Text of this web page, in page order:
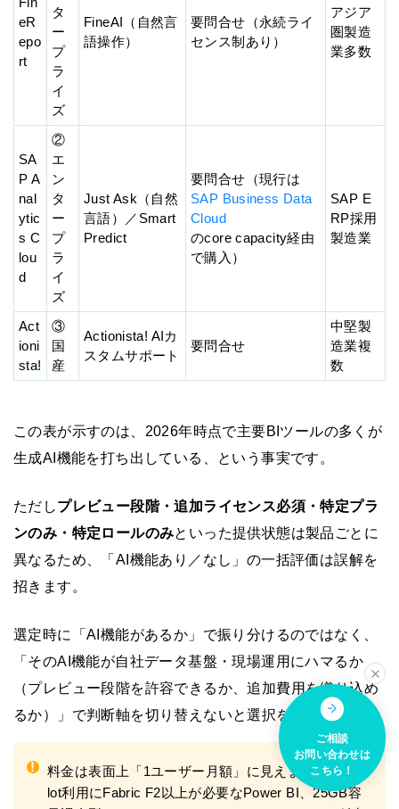
eR
epo
rt
タ
ー
プ
ラ
イ
ズ
FineAI（自然言
語操作）
要問合せ（永続ライ
センス制あり）
アジア
圏製造
業多数
SA
P A
nal
ytic
s C
lou
d
②
エ
ン
タ
ー
プ
ラ
イ
ズ
Just Ask（自然
言語）／Smart
Predict
要問合せ（現行は
SAP Business Data
Cloud
のcore capacity経由
で購入）
SAP E
RP採用
製造業
Act
ioni
sta!
③
国
産
Actionista! AIカ
スタムサポート
要問合せ
中堅製
造業複
数
この表が示すのは、2026年時点で主要BIツールの多くが
生成AI機能を打ち出している、という事実です。
ただしプレビュー段階・追加ライセンス必須・特定プラ
ンのみ・特定ロールのみといった提供状態は製品ごとに
異なるため、「AI機能あり／なし」の一括評価は誤解を
招きます。
選定時に「AI機能があるか」で振り分けるのではなく、
「そのAI機能が自社データ基盤・現場運用にハマるか
（プレビュー段階を許容できるか、追加費用を織り込め
るか）」で判断軸を切り替えないと選択を間違えます。
!
料金は表面上「1ユーザー月額」に見えますが、Copi
lot利用にFabric F2以上が必要なPower BI、25GB容
ご相談
お問い合わせは
こちら！